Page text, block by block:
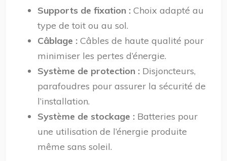
Supports de fixation : Choix adapté au
type de toit ou au sol.
Câblage : Câbles de haute qualité pour
minimiser les pertes d’énergie.
Système de protection : Disjoncteurs,
parafoudres pour assurer la sécurité de
l’installation.
Système de stockage : Batteries pour
une utilisation de l’énergie produite
même sans soleil.